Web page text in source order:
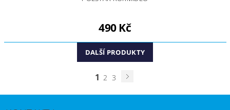
490 Kč
DALŠÍ PRODUKTY
1 2 3